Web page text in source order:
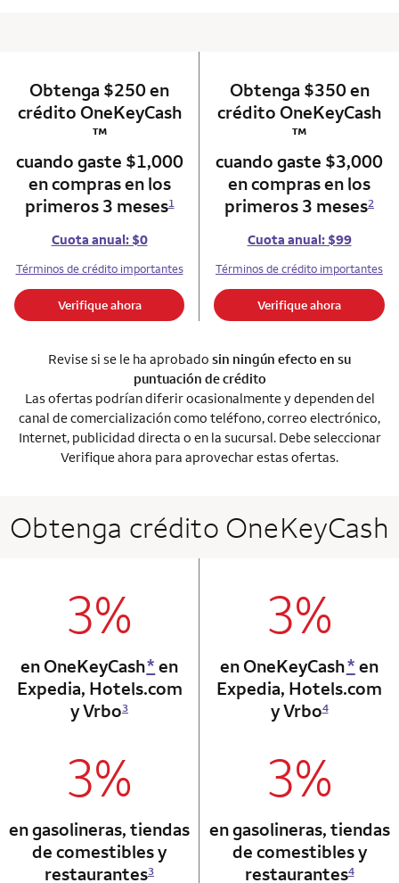
column 1 Onkey card
Obtenga $250 en
crédito OneKeyCashtrademark
™
cuando gaste $1,000
en compras en los
primeros 3 meses1
Cuota anual: $0
Términos de crédito importantes
Verifique ahora
column 2
Obtenga $350 en
crédito OneKeyCash
™
cuando gaste $3,000
en compras en los
primeros 3 meses2
Cuota anual: $99
Términos de crédito importantes
Verifique ahora
Revise si se le ha aprobado sin ningún efecto en su
puntuación de crédito
Las ofertas podrían diferir ocasionalmente y dependen del
canal de comercialización como teléfono, correo electrónico,
Internet, publicidad directa o en la sucursal. Debe seleccionar
Verifique ahora para aprovechar estas ofertas.
Obtenga crédito OneKeyCash
column 1 Onkey card
3%
en OneKeyCash* en
Expedia, Hotels.com
y Vrbo3
column 2
3%
en OneKeyCash* en
Expedia, Hotels.com
y Vrbo4
column 1 Onkey card
3%
en gasolineras, tiendas
de comestibles y
restaurantes3
column 2
3%
en gasolineras, tiendas
de comestibles y
restaurantes4